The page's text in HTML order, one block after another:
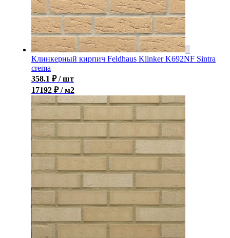
Клинкерный кирпич Feldhaus Klinker K692NF Sintra
crema
358.1 ₽ / шт
17192 ₽ / м2